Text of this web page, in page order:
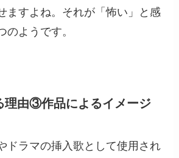
ますよね。それが「怖い」と感
のようです。
理由③作品によるイメージ
ドラマの挿入歌として使用され